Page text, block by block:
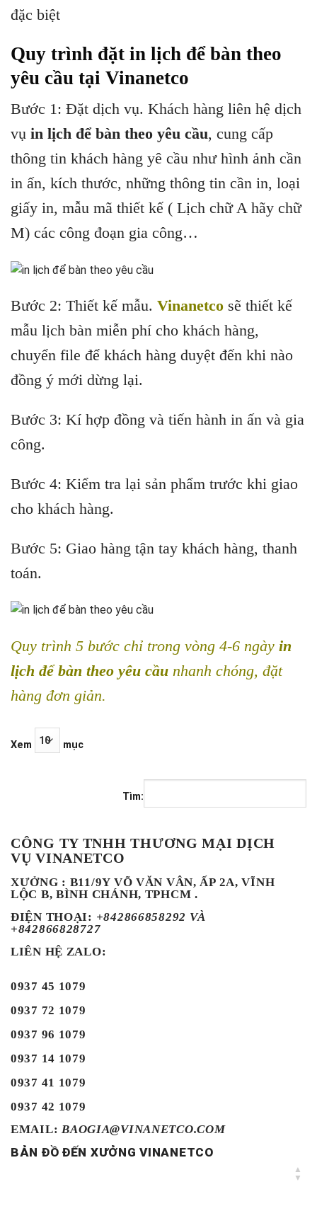
đặc biệt
Quy trình đặt in lịch để bàn theo
yêu cầu tại Vinanetco
Bước 1: Đặt dịch vụ. Khách hàng liên hệ dịch
vụ in lịch để bàn theo yêu cầu, cung cấp
thông tin khách hàng yê cầu như hình ảnh cần
in ấn, kích thước, những thông tin cần in, loại
giấy in, mẫu mã thiết kế ( Lịch chữ A hãy chữ
M) các công đoạn gia công…
Bước 2: Thiết kế mẫu. Vinanetco sẽ thiết kế
mẫu lịch bàn miễn phí cho khách hàng,
chuyển file để khách hàng duyệt đến khi nào
đồng ý mới dừng lại.
Bước 3: Kí hợp đồng và tiến hành in ấn và gia
công.
Bước 4: Kiểm tra lại sản phẩm trước khi giao
cho khách hàng.
Bước 5: Giao hàng tận tay khách hàng, thanh
toán.
Quy trình 5 bước chỉ trong vòng 4-6 ngày in
lịch để bàn theo yêu cầu nhanh chóng, đặt
hàng đơn giản.
Xem mục
Tìm:
CÔNG TY TNHH THƯƠNG MẠI DỊCH
VỤ VINANETCO
XƯỞNG : B11/9Y VÕ VĂN VÂN, ẤP 2A, VĨNH
LỘC B, BÌNH CHÁNH, TPHCM .
ĐIỆN THOẠI: +842866858292 VÀ
+842866828727
LIÊN HỆ ZALO:
0937 45 1079
0937 72 1079
0937 96 1079
0937 14 1079
0937 41 1079
0937 42 1079
EMAIL: BAOGIA@VINANETCO.COM
BẢN ĐỒ ĐẾN XƯỞNG VINANETCO